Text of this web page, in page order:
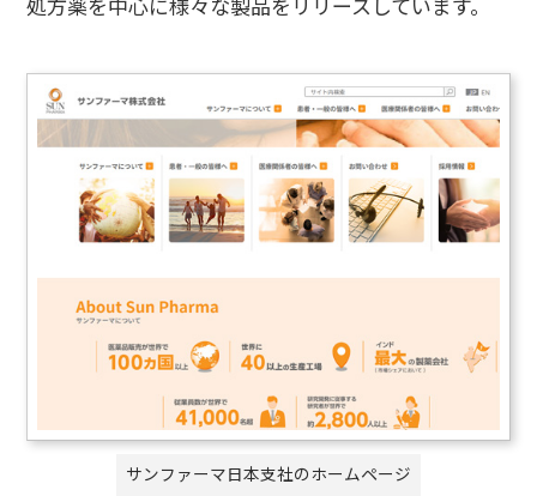
処方薬を中心に様々な製品をリリースしています。
サンファーマ日本支社のホームページ